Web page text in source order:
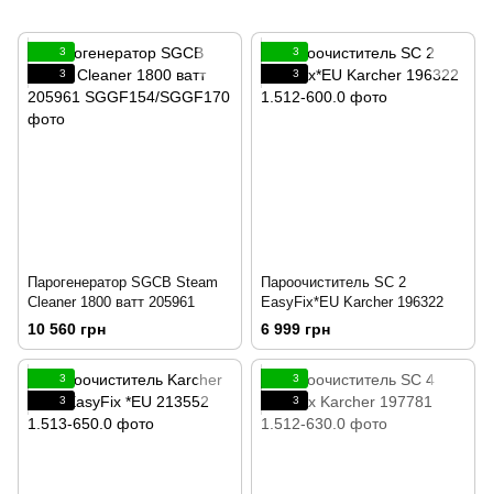
3
3
Парогенератор SGCB Steam
Cleaner 1800 ватт 205961
10 560 грн
3
3
Пароочиститель SC 2
EasyFix*EU Karcher 196322
6 999 грн
3
3
3
3